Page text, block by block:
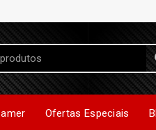
Ofertas Especiais